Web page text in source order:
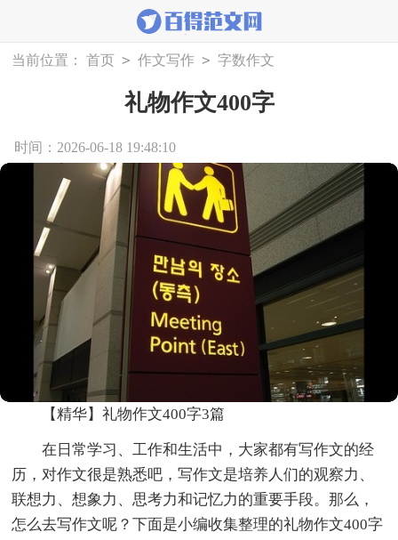
当前位置： 首页 > 作文写作 > 字数作文
礼物作文400字
时间：2026-06-18 19:48:10
【精华】礼物作文400字3篇
在日常学习、工作和生活中，大家都有写作文的经
历，对作文很是熟悉吧，写作文是培养人们的观察力、
联想力、想象力、思考力和记忆力的重要手段。那么，
怎么去写作文呢？下面是小编收集整理的礼物作文400字